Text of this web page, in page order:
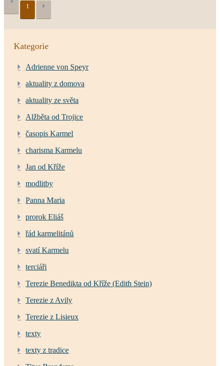
1
Kategorie
Adrienne von Speyr
aktuality z domova
aktuality ze světa
Alžběta od Trojice
časopis Karmel
charisma Karmelu
Jan od Kříže
modlitby
Panna Maria
prorok Eliáš
řád karmelitánů
svatí Karmelu
terciáři
Terezie Benedikta od Kříže (Edith Stein)
Terezie z Avily
Terezie z Lisieux
texty
texty z tradice